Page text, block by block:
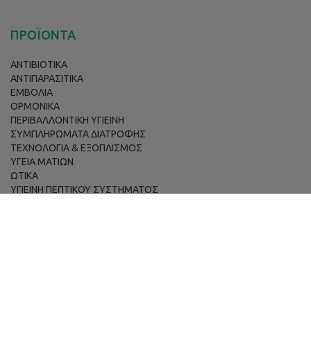
ΠΡΟΪΟΝΤΑ
ΑΝΤΙΒΙΟΤΙΚΑ
ΑΝΤΙΠΑΡΑΣΙΤΙΚΑ
ΕΜΒΟΛΙΑ
ΟΡΜΟΝΙΚΑ
ΠΕΡΙΒΑΛΛΟΝΤΙΚΗ ΥΓΙΕΙΝΗ
ΣΥΜΠΛΗΡΩΜΑΤΑ ΔΙΑΤΡΟΦΗΣ
ΤΕΧΝΟΛΟΓΙΑ & ΕΞΟΠΛΙΣΜΟΣ
ΥΓΕΙΑ ΜΑΤΙΩΝ
ΩΤΙΚΑ
ΥΓΙΕΙΝΗ ΠΕΠΤΙΚΟΥ ΣΥΣΤΗΜΑΤΟΣ